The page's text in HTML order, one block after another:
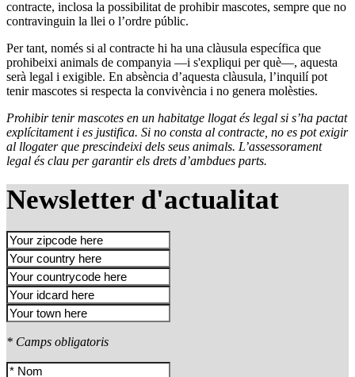
contracte, inclosa la possibilitat de prohibir mascotes, sempre que no
contravinguin la llei o l’ordre públic.
Per tant, només si al contracte hi ha una clàusula específica que
prohibeixi animals de companyia —i s'expliqui per què—, aquesta
serà legal i exigible. En absència d’aquesta clàusula, l’inquilí pot
tenir mascotes si respecta la convivència i no genera molèsties.
Prohibir tenir mascotes en un habitatge llogat és legal si s’ha pactat
explícitament i es justifica. Si no consta al contracte, no es pot exigir
al llogater que prescindeixi dels seus animals. L’assessorament
legal és clau per garantir els drets d’ambdues parts.
Newsletter d'actualitat
* Camps obligatoris